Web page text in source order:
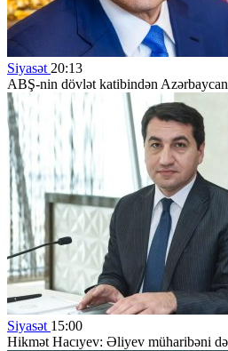
Siyasət 20:13
ABŞ-nin dövlət katibindən
Siyasət 15:00
Hikmət Hacıyev: Əliyev müharibəni